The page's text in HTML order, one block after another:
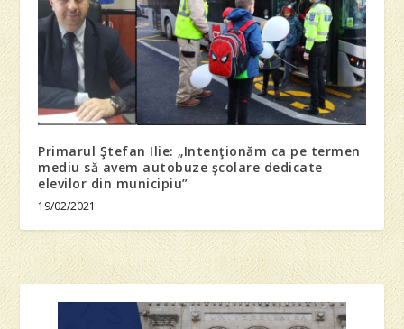
Primarul Ştefan Ilie: „Intenţionăm ca pe termen
mediu să avem autobuze şcolare dedicate
elevilor din municipiu”
19/02/2021